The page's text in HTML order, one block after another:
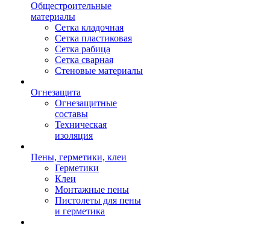
Общестроительные
материалы
Сетка кладочная
Сетка пластиковая
Сетка рабица
Сетка сварная
Стеновые материалы
Огнезащита
Огнезащитные
составы
Техническая
изоляция
Пены, герметики, клеи
Герметики
Клеи
Монтажные пены
Пистолеты для пены
и герметика